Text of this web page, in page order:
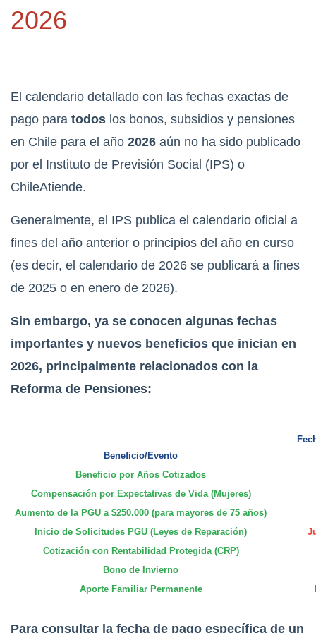
2026
El calendario detallado con las fechas exactas de
pago para todos los bonos, subsidios y pensiones
en Chile para el año 2026 aún no ha sido publicado
por el Instituto de Previsión Social (IPS) o
ChileAtiende.
Generalmente, el IPS publica el calendario oficial a
fines del año anterior o principios del año en curso
(es decir, el calendario de 2026 se publicará a fines
de 2025 o en enero de 2026).
Sin embargo, ya se conocen algunas fechas
importantes y nuevos beneficios que inician en
2026, principalmente relacionados con la
Reforma de Pensiones:
Beneficio/Evento
Beneficio por Años Cotizados
Compensación por Expectativas de Vida (Mujeres)
Aumento de la PGU a $250.000 (para mayores de 75 años)
Inicio de Solicitudes PGU (Leyes de Reparación)
Cotización con Rentabilidad Protegida (CRP)
Bono de Invierno
Aporte Familiar Permanente
Para consultar la fecha de pago específica de un